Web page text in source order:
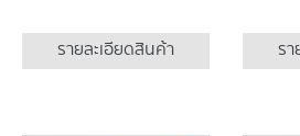
รายละเอียดสินค้า ร